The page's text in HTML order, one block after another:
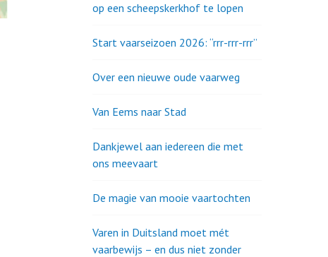
op een scheepskerkhof te lopen
Start vaarseizoen 2026: “rrr-rrr-rrr”
Over een nieuwe oude vaarweg
Van Eems naar Stad
Dankjewel aan iedereen die met
ons meevaart
De magie van mooie vaartochten
Varen in Duitsland moet mét
vaarbewijs – en dus niet zonder